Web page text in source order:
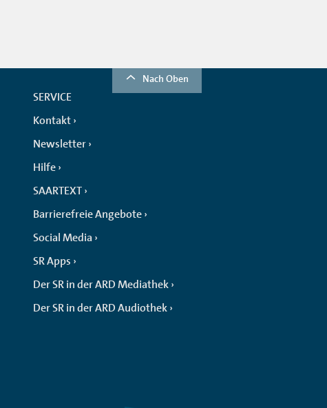
Nach Oben
SERVICE
Kontakt
Newsletter
Hilfe
SAARTEXT
Barrierefreie Angebote
Social Media
SR Apps
Der SR in der ARD Mediathek
Der SR in der ARD Audiothek